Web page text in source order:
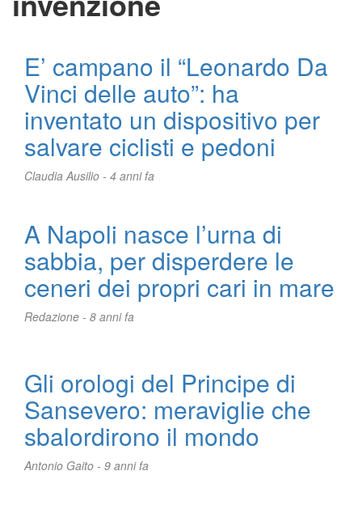
E’ campano il “Leonardo Da
Vinci delle auto”: ha
inventato un dispositivo per
salvare ciclisti e pedoni
Claudia Ausilio - 4 anni fa
A Napoli nasce l’urna di
sabbia, per disperdere le
ceneri dei propri cari in mare
Redazione - 8 anni fa
Gli orologi del Principe di
Sansevero: meraviglie che
sbalordirono il mondo
Antonio Gaito - 9 anni fa